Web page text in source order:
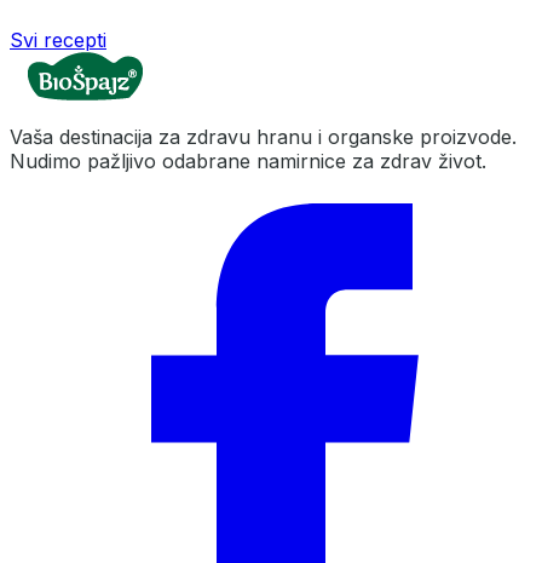
Svi recepti
Vaša destinacija za zdravu hranu i organske proizvode.
Nudimo pažljivo odabrane namirnice za zdrav život.